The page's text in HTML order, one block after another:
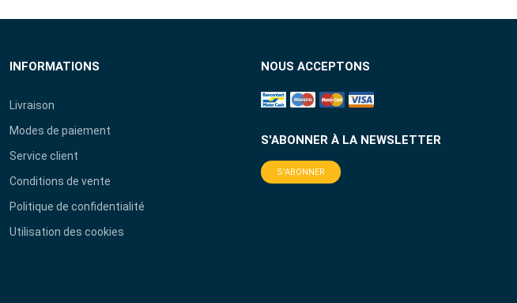
INFORMATIONS
Livraison
Modes de paiement
Service client
Conditions de vente
Politique de confidentialité
Utilisation des cookies
NOUS ACCEPTONS
S'ABONNER À LA NEWSLETTER
S'ABONNER